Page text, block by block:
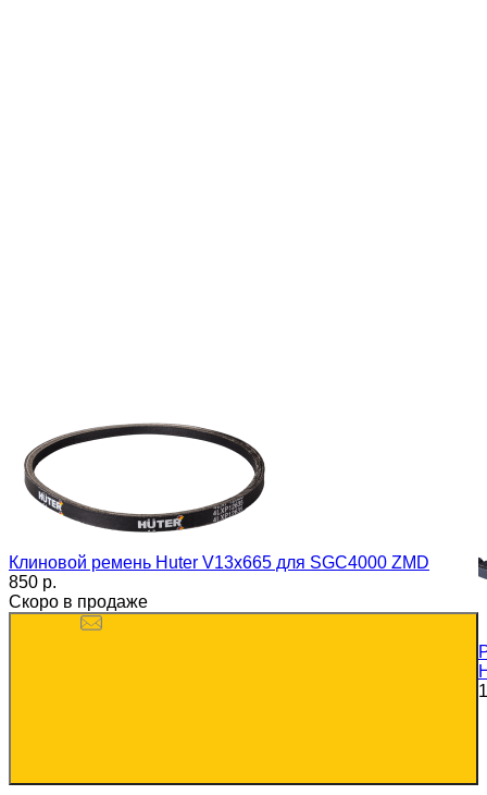
Клиновой ремень Huter V13x665 для SGC4000 ZMD
850 p.
Скоро в продаже